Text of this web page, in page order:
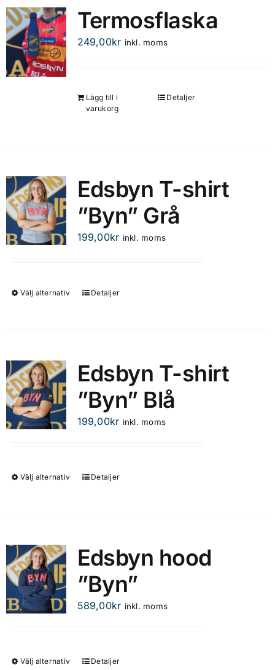
Termosflaska
249,00kr inkl. moms
Lägg till i
varukorg
Detaljer
Edsbyn T-shirt
”Byn” Grå
199,00kr inkl. moms
Välj alternativ
Den
varianter.
De
olika
alternativen
på
Detaljer
Edsbyn T-shirt
”Byn” Blå
199,00kr inkl. moms
Välj alternativ
Den
varianter.
De
olika
alternativen
på
Detaljer
Edsbyn hood
”Byn”
589,00kr inkl. moms
Välj alternativ DenDetaljer